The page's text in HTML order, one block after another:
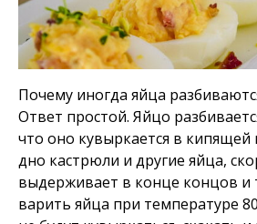
Почему иногда яйца
Ответ простой. Яйцо
что оно кувыркается в кипящей
дно кастрюли и другие яйца,
выдерживает в конце концов и
варить яйца при температуре